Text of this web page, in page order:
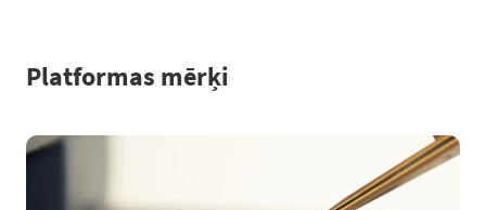
Platformas mērķi